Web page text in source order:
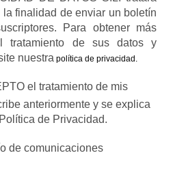
la finalidad de enviar un boletín
Para obtener más
tratamiento de sus datos y
nuestra política de privacidad
el tratamiento de mis
anteriormente y se explica
de Privacidad.
de comunicaciones